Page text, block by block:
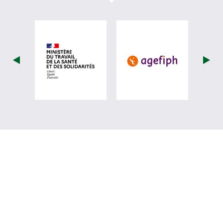
visiter les site de Ministère du travail
visiter les